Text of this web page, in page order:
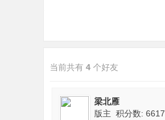
当前共有 4 个好友
梁北雁
版主 积分数: 6617